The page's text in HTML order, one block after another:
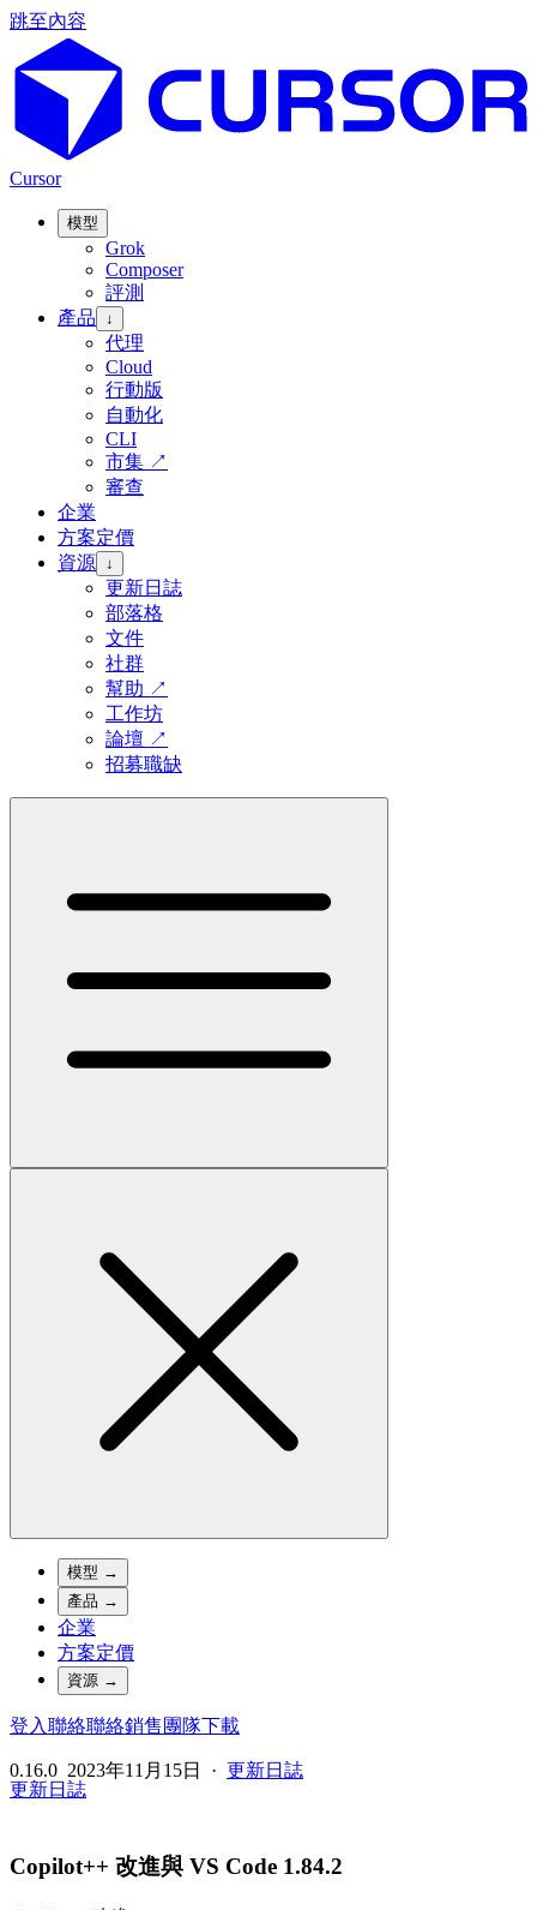
跳至內容
Cursor
模型
Grok
Composer
評測
產品
↓
代理
Cloud
行動版
自動化
CLI
市集 ↗
審查
企業
方案定價
資源 ↓
更新日誌
部落格
文件
社群
幫助 ↗
工作坊
論壇 ↗
招募職缺
模型 →
產品 →
企業
方案定價
資源 →
登入聯絡聯絡銷售團隊下載
0.16.0 2023年11月15日 · 更新日誌
更新日誌
Copilot++ 改進與 VS Code 1.84.2